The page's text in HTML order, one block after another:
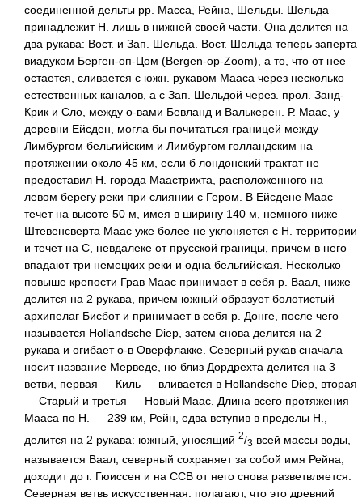
соединенной дельты pp. Масса, Рейна, Шельды. Шельда
принадлежит Н. лишь в нижней своей части. Она делится на
два рукава: Вост. и Зап. Шельда. Вост. Шельда теперь заперта
виадуком Берген-оп-Цом (Bergen-op-Zoom), a то, что от нее
остается, сливается с южн. рукавом Мааса через несколько
естественных каналов, а с Зап. Шельдой через. прол. Занд-
Крик и Сло, между о-вами Бевланд и Валькерен. Р. Маас, у
деревни Ейсден, могла бы почитаться границей между
Лимбургом бельгийским и Лимбургом голландским на
протяжении около 45 км, если б лондонский трактат не
предоставил Н. города Маастрихта, расположенного на
левом берегу реки при слиянии с Гером. В Ейсдене Маас
течет на высоте 50 м, имея в ширину 140 м, немного ниже
Штевенсверта Маас уже более не уклоняется с Н. территории
и течет на С, невдалеке от прусской границы, причем в него
впадают три немецких реки и одна бельгийская. Несколько
повыше крепости Грав Маас принимает в себя р. Ваал, ниже
делится на 2 рукава, причем южный образует болотистый
архипелаг Бисбот и принимает в себя р. Донге, после чего
называется Hollandsche Diep, затем снова делится на 2
рукава и огибает о-в Оверфлакке. Северный рукав сначала
носит название Мерведе, но близ Дордрехта делится на 3
ветви, первая — Киль — вливается в Hollandsche Diep, вторая
— Старый и третья — Новый Маас. Длина всего протяжения
Мааса по Н. — 239 км, Рейн, едва вступив в пределы Н.,
делится на 2 рукава: южный, уносящий 2/3 всей массы воды,
называется Ваал, северный сохраняет за собой имя Рейна,
доходит до г. Гюиссен и на ССВ от него снова разветвляется.
Северная ветвь искусственная: полагают, что это древний